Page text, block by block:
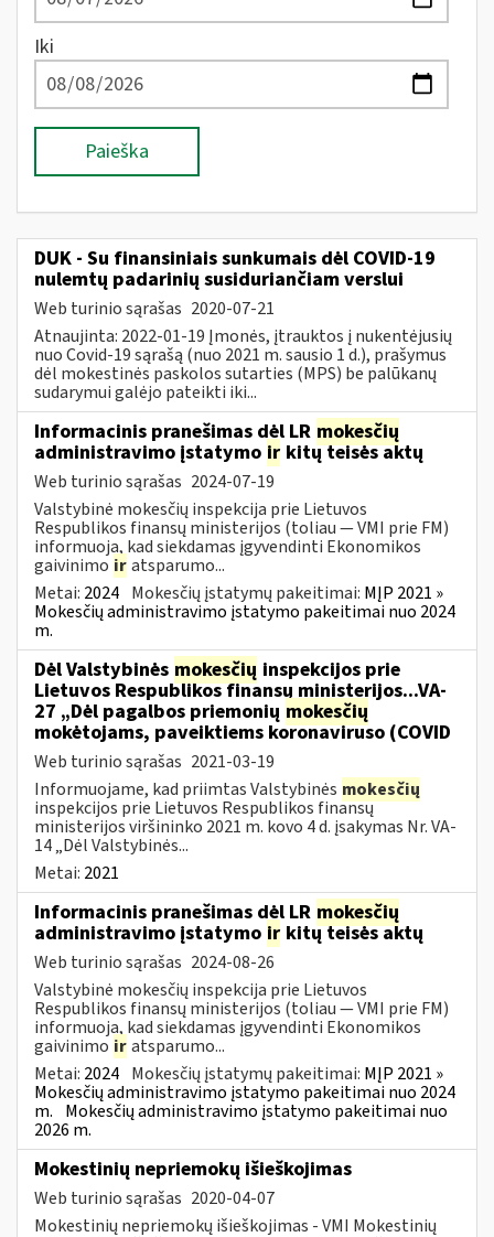
Iki
Paieška
DUK - Su finansiniais sunkumais dėl COVID-19
nulemtų padarinių susiduriančiam verslui
Web turinio sąrašas 2020-07-21
Atnaujinta: 2022-01-19 Įmonės, įtrauktos į nukentėjusių
nuo Covid-19 sąrašą (nuo 2021 m. sausio 1 d.), prašymus
dėl mokestinės paskolos sutarties (MPS) be palūkanų
sudarymui galėjo pateikti iki...
Informacinis pranešimas dėl LR mokesčių
administravimo įstatymo ir kitų teisės aktų
Web turinio sąrašas 2024-07-19
Valstybinė mokesčių inspekcija prie Lietuvos
Respublikos finansų ministerijos (toliau — VMI prie FM)
informuoja, kad siekdamas įgyvendinti Ekonomikos
gaivinimo iratsparumo...
Metai: 2024 Mokesčių įstatymų pakeitimai: MĮP 2021 »
Mokesčių administravimo įstatymo pakeitimai nuo 2024
m.
Dėl Valstybinės mokesčių inspekcijos prie
Lietuvos Respublikos finansų ministerijos...VA-
27 „Dėl pagalbos priemonių mokesčių
mokėtojams, paveiktiems koronaviruso (COVID
Web turinio sąrašas 2021-03-19
Informuojame, kad priimtas Valstybinės mokesčių
inspekcijos prie Lietuvos Respublikos finansų
ministerijos viršininko 2021 m. kovo 4 d. įsakymas Nr. VA-
14 „Dėl Valstybinės...
Metai: 2021
Informacinis pranešimas dėl LR mokesčių
administravimo įstatymo ir kitų teisės aktų
Web turinio sąrašas 2024-08-26
Valstybinė mokesčių inspekcija prie Lietuvos
Respublikos finansų ministerijos (toliau — VMI prie FM)
informuoja, kad siekdamas įgyvendinti Ekonomikos
gaivinimo iratsparumo...
Metai: 2024 Mokesčių įstatymų pakeitimai: MĮP 2021 »
Mokesčių administravimo įstatymo pakeitimai nuo 2024
m. Mokesčių administravimo įstatymo pakeitimai nuo
2026 m.
Mokestinių nepriemokų išieškojimas
Web turinio sąrašas 2020-04-07
Mokestinių nepriemokų išieškojimas - VMI Mokestinių